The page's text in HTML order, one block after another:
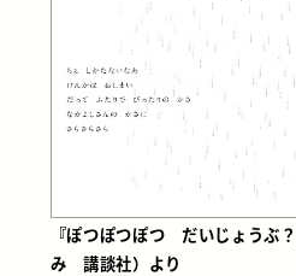
『ぽつぽつぽつ だいじょうぶ
み 講談社）より